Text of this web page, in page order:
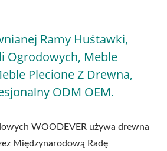
Ramy Huśtawki,
Ogrodowych, Meble
Plecione Z Drewna,
ODM OEM.
WOODEVER używa drewna
Międzynarodową Radę